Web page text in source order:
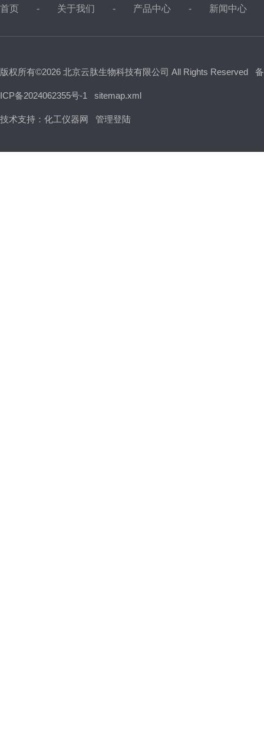
首页 关于我们 产品中心 新闻中心
版权所有©2026 北京云肽生物科技有限公司 All Rights Reserved
ICP备2024062355号-1 sitemap.xml
技术支持： 化工仪器网 管理登陆